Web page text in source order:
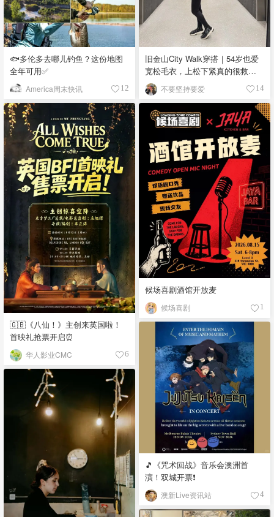
🐟多伦多去哪儿钓鱼？这份地图
全年可用✅
America周末快讯 12
旧金山City Walk穿搭｜54岁也爱
宽松毛衣，上松下紧真的很救比
例
不要坚持要爱 14
🇬🇧《八仙！》主创来英国啦！
首映礼抢票开启⏰
华人影业CMC 6
候场喜剧酒馆开放麦
候场喜剧 1
🎵《咒术回战》音乐会澳洲首
演！双城开票❗️
澳新Live资讯站 4